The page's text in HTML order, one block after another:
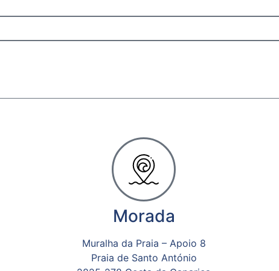
Morada
Muralha da Praia – Apoio 8
Praia de Santo António